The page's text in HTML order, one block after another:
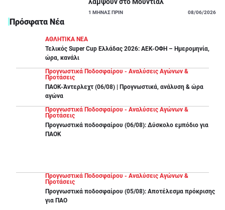
1 ΜΗΝΑΣ ΠΡΙΝ 08/06/2026
Πρόσφατα Νέα
ΑΘΛΗΤΙΚΑ ΝΕΑ
Τελικός Super Cup Ελλάδας 2026: ΑΕΚ-ΟΦΗ – Ημερομηνία,
ώρα, κανάλι
Προγνωστικά Ποδοσφαίρου - Αναλύσεις Αγώνων &
Προτάσεις
ΠΑΟΚ-Άντερλεχτ (06/08) | Προγνωστικά, ανάλυση & ώρα
αγώνα
Προγνωστικά Ποδοσφαίρου - Αναλύσεις Αγώνων &
Προτάσεις
Προγνωστικά ποδοσφαίρου (06/08): Δύσκολο εμπόδιο για
ΠΑΟΚ
Προγνωστικά Ποδοσφαίρου - Αναλύσεις Αγώνων &
Προτάσεις
Προγνωστικά ποδοσφαίρου (05/08): Αποτέλεσμα πρόκρισης
για ΠΑΟ